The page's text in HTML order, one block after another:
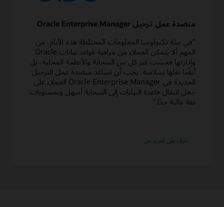
منضدة عمل ترحيل Oracle Enterprise Manager
"في بيئة تكنولوجيا المعلومات المختلطة هذه الأيام، من
المهم ألا يتمكن العملاء من مراقبة قواعد بيانات Oracle
وإدارتها فحسب عبر كل من السحابة والأنظمة المحلية، بل
أيضًا نقلها بسلاسة. يجب أن تساعد منضدة عمل الترحيل
الجديدة في Oracle Enterprise Manager العملاء على
جعل انتقال قاعدة البيانات إلى السحابة أسهل وبمستويات
ثقة عالية جدًا."
تعرف على المزيد من
Enterprise